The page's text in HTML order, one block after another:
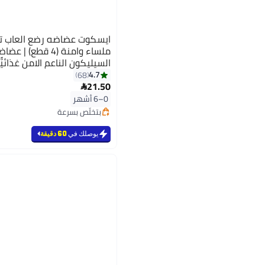
ايسكوت عضاضه رضع العاب
ملساء وامنة (4
السيليكون الناعم الامن
للاستخدام في الثلاجة |
للاولاد والبنات خالية من
4.7
68
21.50
0–6 أشهر
بتخلّص بسرعة
تم بيع +210 مؤخرًا
بتخلّص بسرعة
يوصلك في60 دقيقة